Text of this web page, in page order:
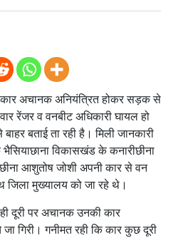
कार अचानक अनियंत्रित होकर सड़क से
रेंजर व वनबीट अधिकारी घायल हो
बताई ता रही है। मिली जानकारी
विकासखंड के कनारीछीना
आशुतोष जोशी अपनी कार से वन
जिला मुख्यालय को जा रहे थे।
दूरी पर अचानक उनकी कार
गिरी। गनीमत रही कि कार कुछ दूरी